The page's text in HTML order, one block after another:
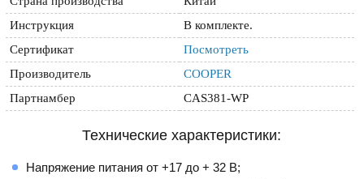
Инструкция
В комплекте.
Сертификат
Посмотреть
Производитель
COOPER
Партнамбер
CAS381-WP
Технические характеристики:
Напряжение питания от +17 до + 32 В;